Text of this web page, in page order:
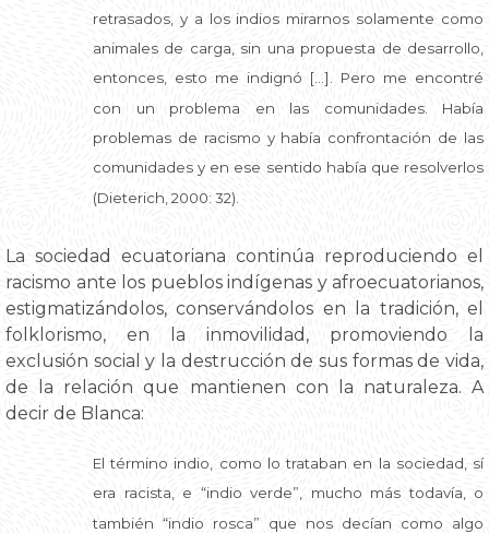
retrasados, y a los indios mirarnos solamente como
animales de carga, sin una propuesta de desarrollo,
entonces, esto me indignó […]. Pero me encontré
con un problema en las comunidades. Había
problemas de racismo y había confrontación de las
comunidades y en ese sentido había que resolverlos
(Dieterich, 2000: 32).
La sociedad ecuatoriana continúa reproduciendo el
racismo ante los pueblos indígenas y afroecuatorianos,
estigmatizándolos, conservándolos en la tradición, el
folklorismo, en la inmovilidad, promoviendo la
exclusión social y la destrucción de sus formas de vida,
de la relación que mantienen con la naturaleza. A
decir de Blanca:
El término indio, como lo trataban en la sociedad, sí
era racista, e “indio verde”, mucho más todavía, o
también “indio rosca” que nos decían como algo